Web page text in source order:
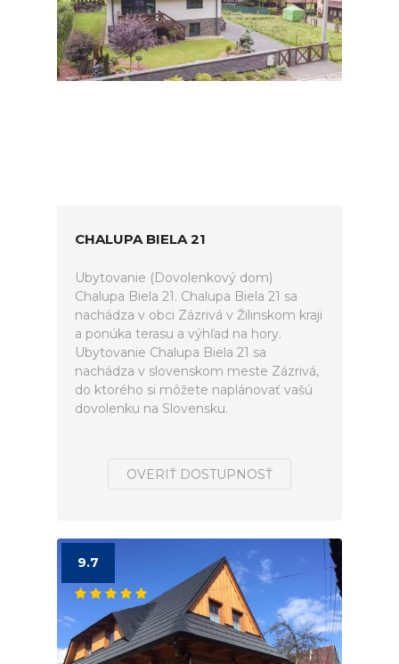
CHALUPA BIELA 21
Ubytovanie (Dovolenkový dom)
Chalupa Biela 21. Chalupa Biela 21 sa
nachádza v obci Zázrivá v Žilinskom kraji
a ponúka terasu a výhľad na hory.
Ubytovanie Chalupa Biela 21 sa
nachádza v slovenskom meste Zázrivá,
do ktorého si môžete naplánovať vašú
dovolenku na Slovensku.
OVERIŤ DOSTUPNOSŤ
9.7